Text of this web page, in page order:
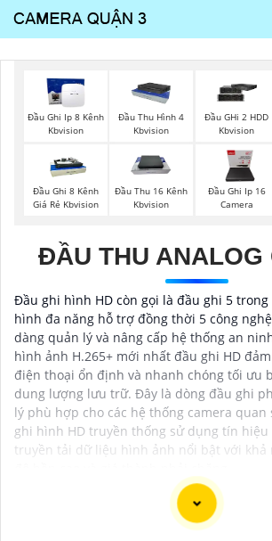
Đầu Ghi Ip 8 Kênh
Kbvision
Đầu Thu Hình 4
Kbvision
Đầu GHi 2 HDD
Kbvision
Đầu Ghi 8 Kênh
Giá Rẻ Kbvision
Đầu Thu 16 Kênh
Kbvision
Đầu Ghi Ip 16
Camera
ĐẦU THU ANALOG
Đầu ghi hình HD còn gọi là đầu ghi 5
hình đa năng hỗ trợ đồng thời 5 công
dàng quản lý và nâng cấp hệ thống an
hình ảnh H.265+ mới nhất đầu ghi HD
điện thoại ổn định và nhanh chóng tối ưu
dung lượng lưu trữ. Đây là dòng đầu ghi
lý phù hợp cho các hệ thống camera
ghi hình HD truyền thống sử dụng tín hiệu
truyền tải dữ liệu hình ảnh nổi bật với khả